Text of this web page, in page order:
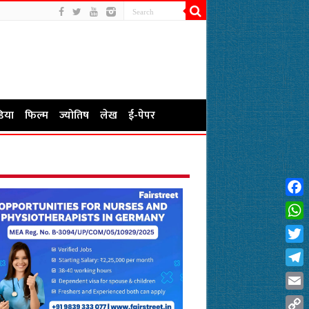
फिल्म ज्योतिष लेख ई-पेपर